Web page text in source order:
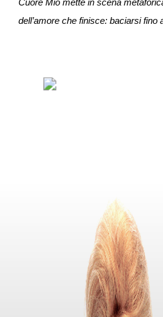
Cuore Mio mette in scena
dell’amore che finisce: baciarsi fino
morphing e altri vfx, e prendendo
transizione dove i movimenti si
nuova forma che rappresenta